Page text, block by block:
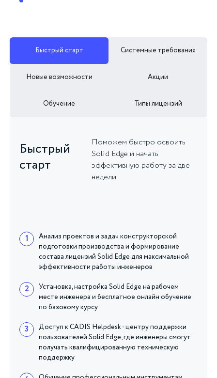
Быстрый старт Системные требования
Новые возможности Акции
Обучение Типы лицензий
Быстрый
старт
Поможем быстро освоить
Solid Edge и начать
эффективную работу за две
недели
1
Анализ проектов и задач конструкторской
подготовки производства и формирование
состава лицензий Solid Edge для максимальной
эффективности работы инженеров
2
Установка, настройка Solid Edge на рабочем
месте инженера и бесплатное онлайн обучение
по базовому курсу
3
Доступ к CADIS Helpdesk - центру поддержки
пользователей Solid Edge, где инженеры смогут
получать квалифицированную техническую
поддержку